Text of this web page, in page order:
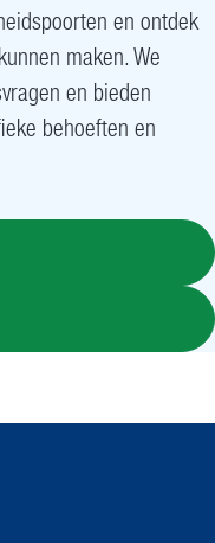
en ontdek
maken. We
en bieden
behoeften en